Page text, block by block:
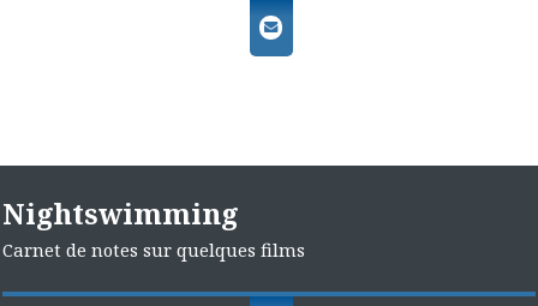
Nightswimming
Carnet de notes sur quelques films